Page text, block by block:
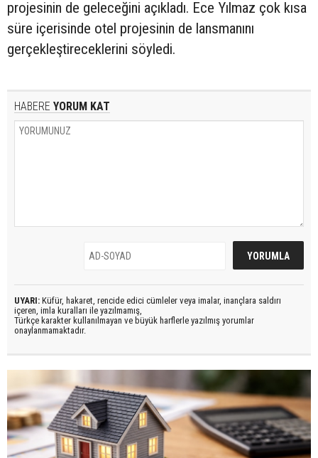
projesinin de geleceğini açıkladı. Ece Yılmaz çok kısa
süre içerisinde otel projesinin de lansmanını
gerçekleştireceklerini söyledi.
HABERE YORUM KAT
UYARI: Küfür, hakaret, rencide edici cümleler veya imalar, inançlara saldırı
içeren, imla kuralları ile yazılmamış,
Türkçe karakter kullanılmayan ve büyük harflerle yazılmış yorumlar
onaylanmamaktadır.